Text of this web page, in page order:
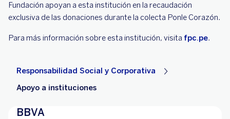
Fundación apoyan a esta institución en la recaudación
exclusiva de las donaciones durante la colecta Ponle Corazón.
Para más información sobre esta institución, visita fpc.pe.
Responsabilidad Social y Corporativa
Apoyo a instituciones
BBVA